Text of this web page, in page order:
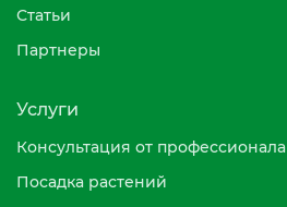
Статьи
Партнеры
Услуги
Консультация от профессионала
Посадка растений